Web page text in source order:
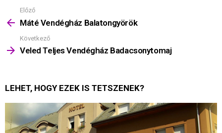
Mutass
többet
Előző
Máté Vendégház Balatongyörök
Következő
Veled Teljes Vendégház Badacsonytomaj
LEHET, HOGY EZEK IS TETSZENEK?